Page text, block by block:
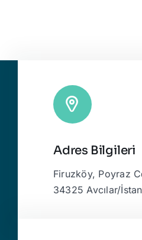
Adres Bilgileri
Firuzköy, Poyraz
34325 Avcılar/